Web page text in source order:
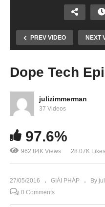
PREV VIDEO NEXT
YouTube’s New
Music App
Dope Tech
julizimmerman
37 Videos
97.6%
962.84K Views 28.07K Likes
27/05/2016 GIẢI PHÁP
By
0 Comments